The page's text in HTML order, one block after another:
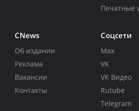
Печатные
CNews
Об издании
Реклама
Вакансии
Контакты
Соцсети
Max
VK
VK Видео
Rutube
Telegram